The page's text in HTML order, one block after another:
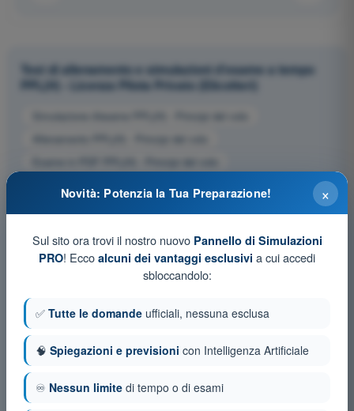
Test di allenamento e simulazioni d'esame a tempo
PPL(H) - Licenza Pilota Privato (Elicotteri)
Simulazione d'esame PPL(H) - Principi del volo
Esame in PDF PPL(H) - Principi del volo
×
Novità: Potenzia la Tua Preparazione!
Sul sito ora trovi il nostro nuovo Pannello di Simulazioni
PRO! Ecco alcuni dei vantaggi esclusivi a cui accedi
sbloccandolo:
✅ Tutte le domande ufficiali, nessuna esclusa
🧠 Spiegazioni e previsioni con Intelligenza Artificiale
♾️ Nessun limite di tempo o di esami